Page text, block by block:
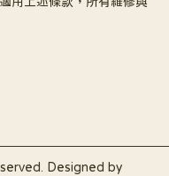
Designed by